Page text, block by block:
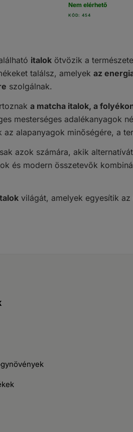
KÓD: 454
Nem elérhető
italok ötvözik a
találsz, amelyek az
szolgálnak.
a matcha italok, a
mesterséges adalékanyagok
alapanyagok minőségére, a
azok számára, akik
és modern összetevők
világát, amelyek egyesítik